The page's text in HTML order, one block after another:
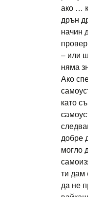
ако …
дрън
начин
– или
няма
Ако
като
добре
могло
ти дам
да не